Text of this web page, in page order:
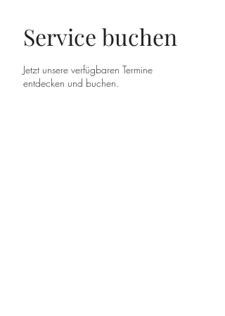
Service buchen
Jetzt unsere verfügbaren Termine
entdecken und buchen.